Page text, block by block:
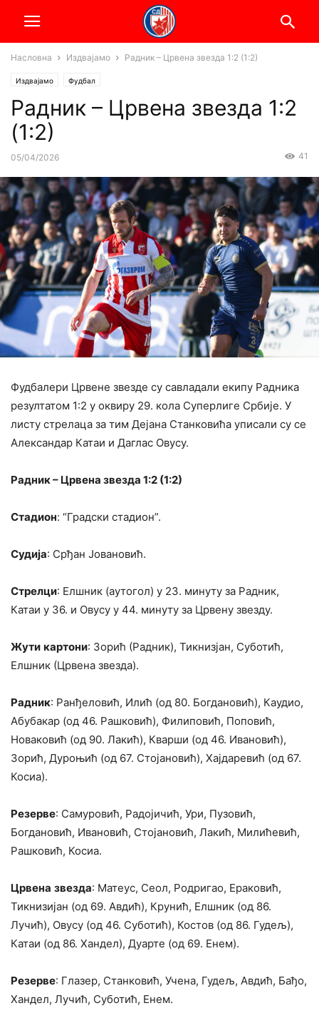
Насловна Издвајамо Радник – Црвена звезда 1:2 (1:2)
Издвајамо Фудбал
Радник – Црвена звезда 1:2
(1:2)
05/04/2026 41
Фудбалери Црвене звезде су савладали екипу Радника
резултатом 1:2 у оквиру 29. кола Суперлиге Србије. У
листу стрелаца за тим Дејана Станковића уписали су се
Александар Катаи и Даглас Овусу.
Радник – Црвена звезда 1:2 (1:2)
Стадион: “Градски стадион”.
Судија: Срђан Јовановић.
Стрелци: Елшник (аутогол) у 23. минуту за Радник,
Катаи у 36. и Овусу у 44. минуту за Црвену звезду.
Жути картони: Зорић (Радник), Тикнизјан, Суботић,
Елшник (Црвена звезда).
Радник: Ранђеловић, Илић (од 80. Богдановић), Каудио,
Абубакар (од 46. Рашковић), Филиповић, Поповић,
Новаковић (од 90. Лакић), Кварши (од 46. Ивановић),
Зорић, Дуроњић (од 67. Стојановић), Хајдаревић (од 67.
Косиа).
Резерве: Самуровић, Радојичић, Ури, Пузовић,
Богдановић, Ивановић, Стојановић, Лакић, Милићевић,
Рашковић, Косиа.
Црвена звезда: Матеус, Сеол, Родригао, Ераковић,
Тикнизијан (од 69. Авдић), Крунић, Елшник (од 86.
Лучић), Овусу (од 46. Суботић), Костов (од 86. Гудељ),
Катаи (од 86. Хандел), Дуарте (од 69. Енем).
Резерве: Глазер, Станковић, Учена, Гудељ, Авдић, Бађо,
Хандел, Лучић, Суботић, Енем.